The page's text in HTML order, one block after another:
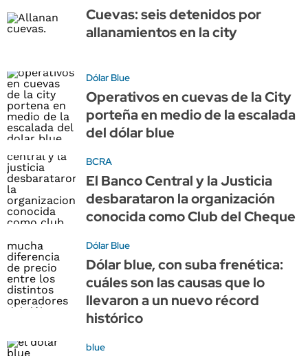
Cuevas: seis detenidos por
allanamientos en la city
Dólar Blue
Operativos en cuevas de la City
porteña en medio de la escalada
del dólar blue
BCRA
El Banco Central y la Justicia
desbarataron la organización
conocida como Club del Cheque
Dólar Blue
Dólar blue, con suba frenética:
cuáles son las causas que lo
llevaron a un nuevo récord
histórico
blue